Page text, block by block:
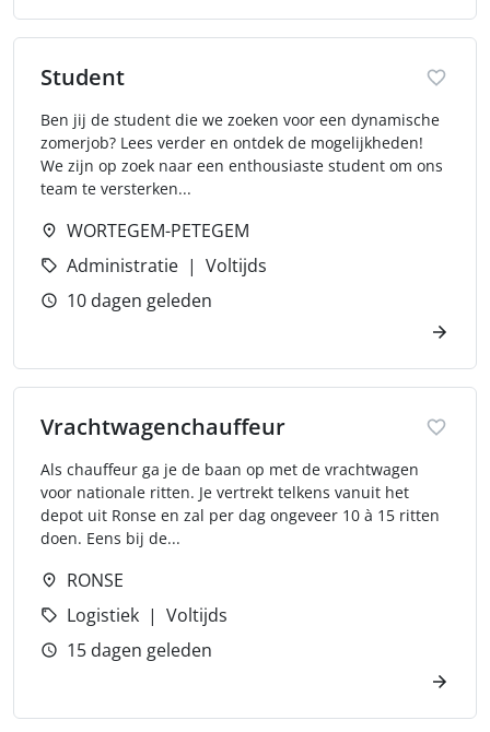
Student
Ben jij de student die we zoeken voor een dynamische
zomerjob? Lees verder en ontdek de mogelijkheden!
We zijn op zoek naar een enthousiaste student om ons
team te versterken...
WORTEGEM-PETEGEM
Administratie
Voltijds
10 dagen geleden
Vrachtwagenchauffeur
Als chauffeur ga je de baan op met de vrachtwagen
voor nationale ritten. Je vertrekt telkens vanuit het
depot uit Ronse en zal per dag ongeveer 10 à 15 ritten
doen. Eens bij de...
RONSE
Logistiek
Voltijds
15 dagen geleden